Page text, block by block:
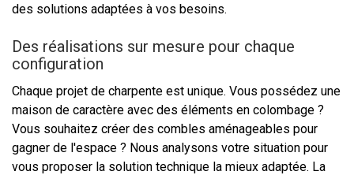
des solutions adaptées à vos besoins.
Des réalisations sur mesure pour chaque
configuration
Chaque projet de charpente est unique. Vous possédez une
maison de caractère avec des éléments en colombage ?
Vous souhaitez créer des combles aménageables pour
gagner de l'espace ? Nous analysons votre situation pour
vous proposer la solution technique la mieux adaptée. La